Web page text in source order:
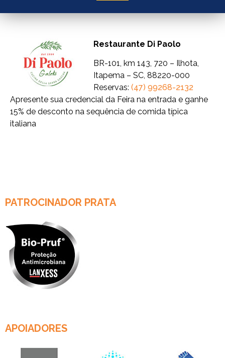
Restaurante Di Paolo
BR-101, km 143, 720 – Ilhota,
Itapema – SC, 88220-000
Reservas: (47) 99268-2132
Apresente sua credencial da Feira na entrada e ganhe
15% de desconto na sequência de comida típica
italiana
PATROCINADOR PRATA
APOIADORES